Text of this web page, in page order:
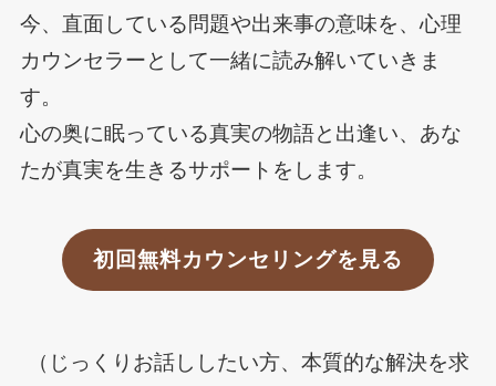
今、直面している問題や出来事の意味を、心理
カウンセラーとして一緒に読み解いていきま
す。
心の奥に眠っている真実の物語と出逢い、あな
たが真実を生きるサポートをします。
初回無料カウンセリングを見る
（じっくりお話ししたい方、本質的な解決を求